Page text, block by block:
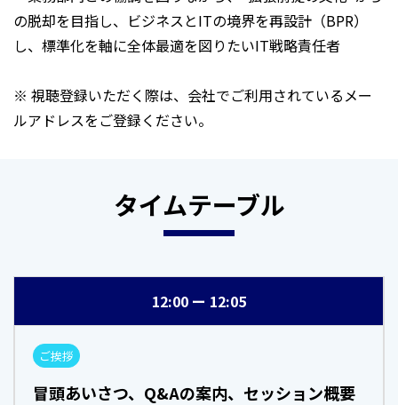
の脱却を目指し、ビジネスとITの境界を再設計（BPR）
し、標準化を軸に全体最適を図りたいIT戦略責任者
※ 視聴登録いただく際は、会社でご利用されているメー
ルアドレスをご登録ください。
タイムテーブル
12:00 12:05
ご挨拶
冒頭あいさつ、Q&Aの案内、セッション概要